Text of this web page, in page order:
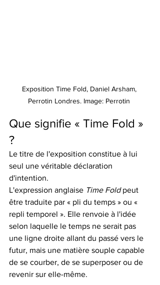
Exposition Time Fold, Daniel Arsham,
Perrotin Londres. Image: Perrotin
Que signifie « Time Fold »
?
Le titre de l'exposition constitue à lui
seul une véritable déclaration
d'intention.
L'expression anglaise Time Fold peut
être traduite par « pli du temps » ou «
repli temporel ». Elle renvoie à l'idée
selon laquelle le temps ne serait pas
une ligne droite allant du passé vers le
futur, mais une matière souple capable
de se courber, de se superposer ou de
revenir sur elle-même.